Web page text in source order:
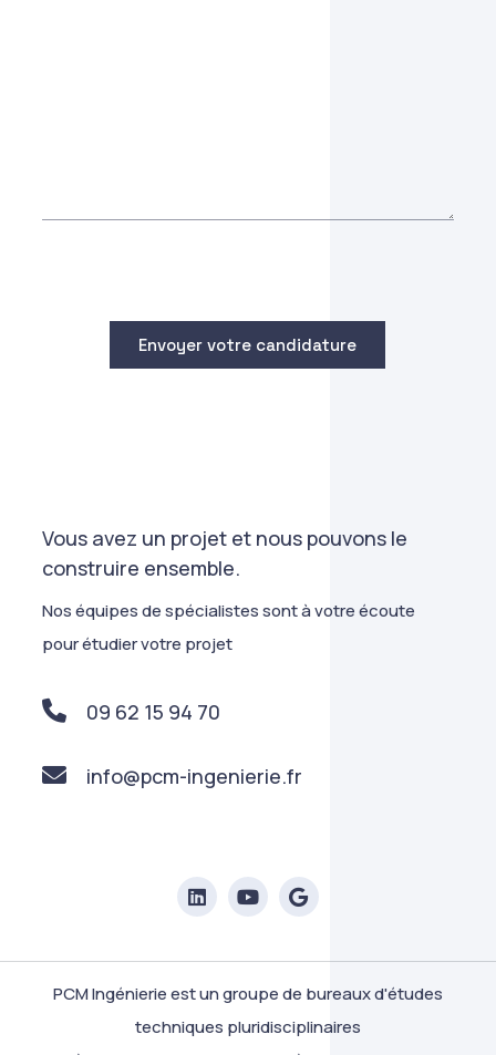
Vous avez un projet et nous pouvons le
construire ensemble.
Nos équipes de spécialistes sont à votre écoute
pour étudier votre projet
09 62 15 94 70
info@pcm-ingenierie.fr
PCM Ingénierie est un groupe de bureaux d'études
techniques pluridisciplinaires